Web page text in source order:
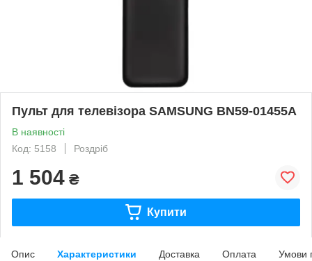
Пульт для телевізора SAMSUNG BN59-01455A
В наявності
Код: 5158
Роздріб
1 504 ₴
Купити
Опис Характеристики Доставка Оплата Умови